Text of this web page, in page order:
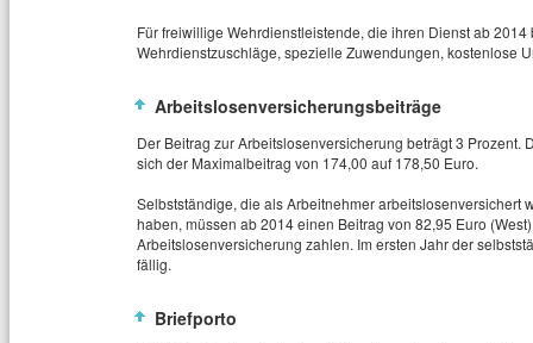
Für freiwillige Wehrdienstleistende, die ihren Dienst ab
Wehrdienstzuschläge, spezielle Zuwendungen, kostenlose
Arbeitslosenversicherungsbeiträge
Der Beitrag zur Arbeitslosenversicherung beträgt 3
sich der Maximalbeitrag von 174,00 auf 178,50 Euro.
Selbstständige, die als Arbeitnehmer
haben, müssen ab 2014 einen Beitrag von 82,95 Euro
Arbeitslosenversicherung zahlen. Im ersten Jahr der
fällig.
Briefporto